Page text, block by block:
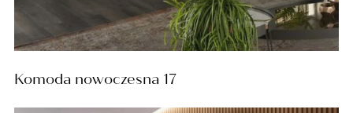
Komoda nowoczesna 17